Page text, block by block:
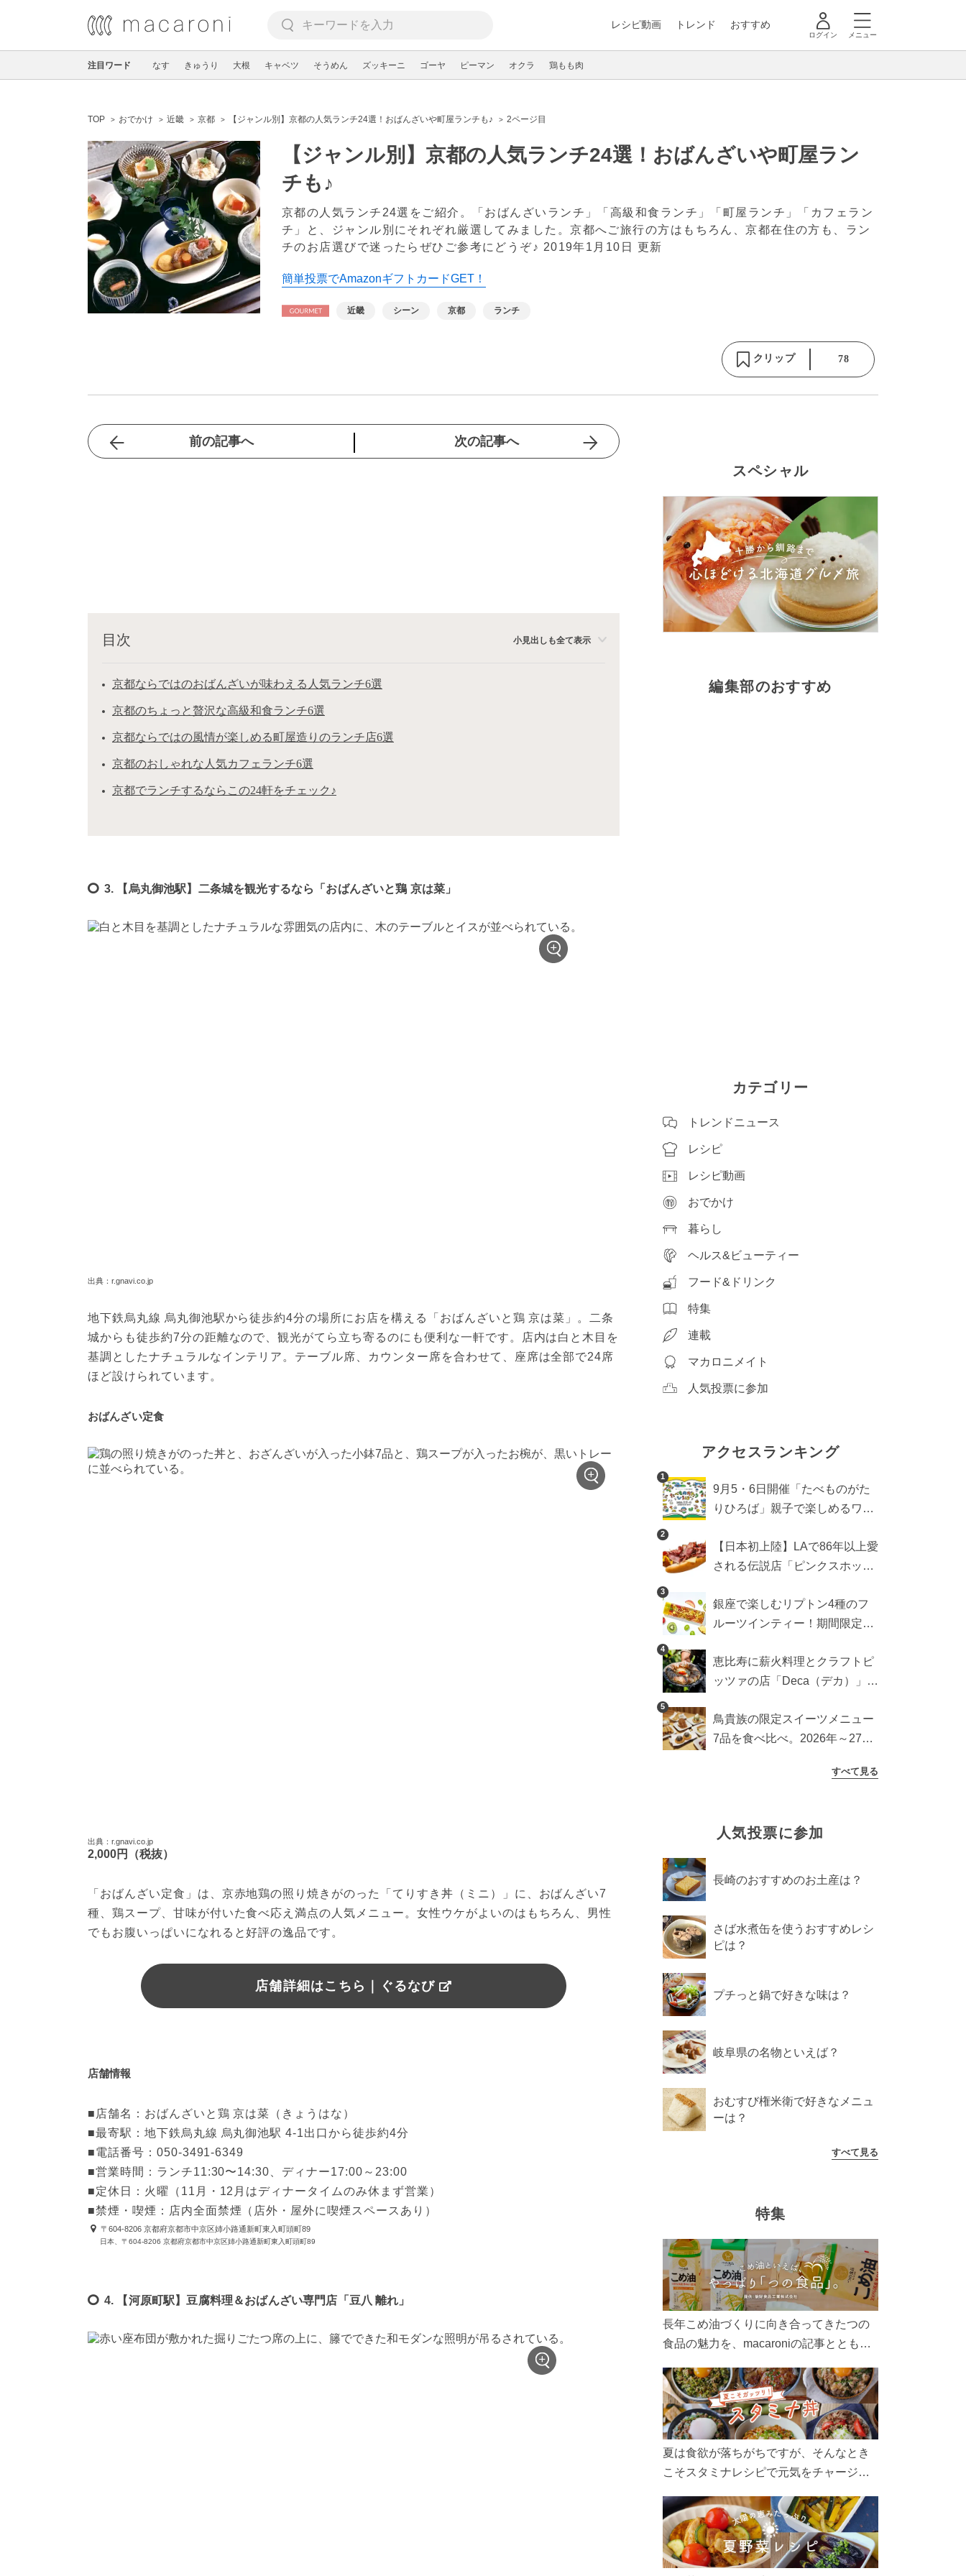
レシピ動画 トレンド おすすめ
ログイン メニュー
注目ワード なす きゅうり 大根 キャベツ そうめん ズッキーニ ゴーヤ ピーマン オクラ 鶏もも肉
TOP おでかけ 近畿 京都 【ジャンル別】京都の人気ランチ24選！おばんざいや町屋ランチも♪ 2ページ目
【ジャンル別】京都の人気ランチ24選！おばんざいや町屋ラン
チも♪
京都の人気ランチ24選をご紹介。「おばんざいランチ」「高級和食ランチ」「町屋ランチ」「カフェラン
チ」と、ジャンル別にそれぞれ厳選してみました。京都へご旅行の方はもちろん、京都在住の方も、ラン
チのお店選びで迷ったらぜひご参考にどうぞ♪ 2019年1月10日 更新
簡単投票でAmazonギフトカードGET！
近畿 シーン 京都 ランチ
クリップ 78
前の記事へ 次の記事へ
目次 小見出しも全て表示
京都ならではのおばんざいが味わえる人気ランチ6選
京都のちょっと贅沢な高級和食ランチ6選
京都ならではの風情が楽しめる町屋造りのランチ店6選
京都のおしゃれな人気カフェランチ6選
京都でランチするならこの24軒をチェック♪
3. 【烏丸御池駅】二条城を観光するなら「おばんざいと鶏 京は菜」
出典：r.gnavi.co.jp
地下鉄烏丸線 烏丸御池駅から徒歩約4分の場所にお店を構える「おばんざいと鶏 京は菜」。二条
城からも徒歩約7分の距離なので、観光がてら立ち寄るのにも便利な一軒です。店内は白と木目を
基調としたナチュラルなインテリア。テーブル席、カウンター席を合わせて、座席は全部で24席
ほど設けられています。
おばんざい定食
出典：r.gnavi.co.jp
2,000円（税抜）
「おばんざい定食」は、京赤地鶏の照り焼きがのった「てりすき丼（ミニ）」に、おばんざい7
種、鶏スープ、甘味が付いた食べ応え満点の人気メニュー。女性ウケがよいのはもちろん、男性
でもお腹いっぱいになれると好評の逸品です。
店舗詳細はこちら｜ぐるなび
店舗情報
■店舗名：おばんざいと鶏 京は菜（きょうはな）
■最寄駅：地下鉄烏丸線 烏丸御池駅 4-1出口から徒歩約4分
■電話番号：050-3491-6349
■営業時間：ランチ11:30〜14:30、ディナー17:00～23:00
■定休日：火曜（11月・12月はディナータイムのみ休まず営業）
■禁煙・喫煙：店内全面禁煙（店外・屋外に喫煙スペースあり）
〒604-8206 京都府京都市中京区姉小路通新町東入町頭町89
日本、〒604-8206 京都府京都市中京区姉小路通新町東入町頭町89
4. 【河原町駅】豆腐料理＆おばんざい専門店「豆八 離れ」
スペシャル
編集部のおすすめ
カテゴリー
トレンドニュース
レシピ
レシピ動画
おでかけ
暮らし
ヘルス&ビューティー
フード&ドリンク
特集
連載
マカロニメイト
人気投票に参加
アクセスランキング
1
9月5・6日開催「たべものがた
りひろば」親子で楽しめるワー
ーなどをご紹介
2
【日本初上陸】LAで86年以上愛
される伝説店「ピンクスホット
ットドッグブーム到来!?
3
銀座で楽しむリプトン4種のフ
ルーツインティー！期間限定キ
4
恵比寿に薪火料理とクラフトピ
ッツァの店「Deca（デカ）」が
ストラン
5
鳥貴族の限定スイーツメニュー
7品を食べ比べ。2026年～27年
すべて見る
人気投票に参加
長崎のおすすめのお土産は？
さば水煮缶を使うおすすめレシ
ピは？
プチっと鍋で好きな味は？
岐阜県の名物といえば？
おむすび権米衛で好きなメニュ
ーは？
すべて見る
特集
長年こめ油づくりに向き合ってきたつの
食品の魅力を、macaroniの記事とともに
ん、製造現場や品質へのこだわりまで。
こめ油をもっと好きになるコンテンツを
ぜひお楽しみください。
夏は食欲が落ちがちですが、そんなとき
こそスタミナレシピで元気をチャージ！
リ食べて、夏バテを吹き飛ばしましょ
う！